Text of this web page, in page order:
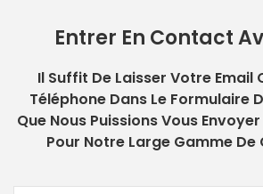
Entrer En Contact
Il Suffit De Laisser Votre Email
Téléphone Dans Le Formulaire
Que Nous Puissions Vous
Pour Notre Large Gamme